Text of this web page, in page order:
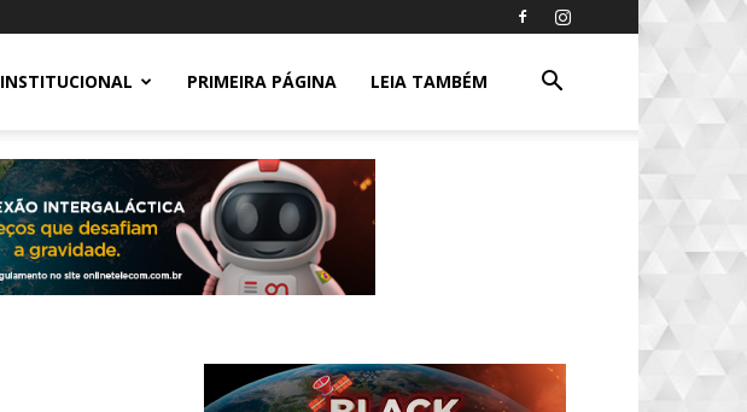
INSTITUCIONAL PRIMEIRA PÁGINA LEIA TAMBÉM